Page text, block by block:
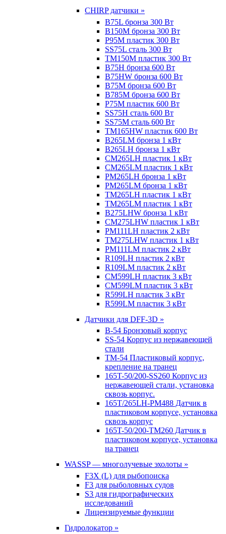
CHIRP датчики »
B75L бронза 300 Вт
B150M бронза 300 Вт
P95M пластик 300 Вт
SS75L сталь 300 Вт
TM150M пластик 300 Вт
B75H бронза 600 Вт
B75HW бронза 600 Вт
B75M бронза 600 Вт
B785M бронза 600 Вт
P75M пластик 600 Вт
SS75H сталь 600 Вт
SS75M сталь 600 Вт
TM165HW пластик 600 Вт
B265LM бронза 1 кВт
B265LH бронза 1 кВт
CM265LH пластик 1 кВт
CM265LM пластик 1 кВт
PM265LH бронза 1 кВт
PM265LM бронза 1 кВт
TM265LH пластик 1 кВт
TM265LM пластик 1 кВт
B275LHW бронза 1 кВт
CM275LHW пластик 1 кВт
PM111LH пластик 2 кВт
TM275LHW пластик 1 кВт
PM111LM пластик 2 кВт
R109LH пластик 2 кВт
R109LM пластик 2 кВт
CM599LH пластик 3 кВт
CM599LM пластик 3 кВт
R599LH пластик 3 кВт
R599LM пластик 3 кВт
Датчики для DFF-3D »
B-54 Бронзовый корпус
SS-54 Корпус из нержавеющей
стали
TM-54 Пластиковый корпус,
крепление на транец
165T-50/200-SS260 Корпус из
нержавеющей стали, установка
сквозь корпус.
165T/265LH-PM488 Датчик в
пластиковом корпусе, установка
сквозь корпус
165T-50/200-TM260 Датчик в
пластиковом корпусе, установка
на транец
WASSP — многолучевые эхолоты »
F3X (L) для рыбопоиска
F3 для рыболовных судов
S3 для гидрографических
исследований
Лицензируемые функции
Гидролокатор »